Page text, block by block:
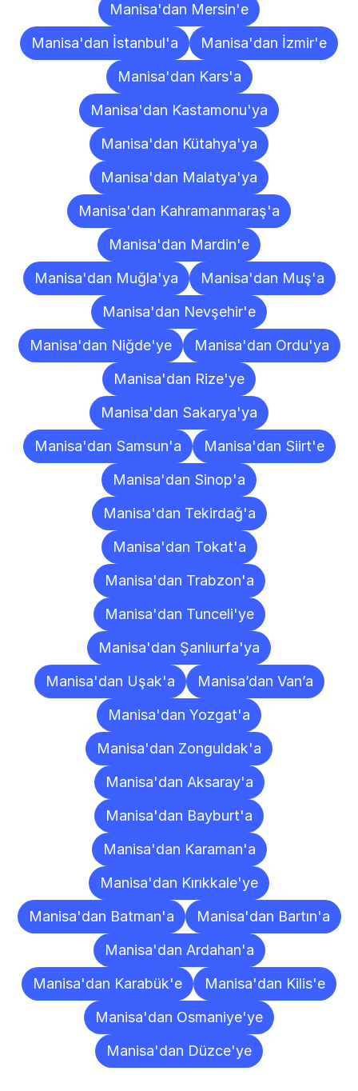
Manisa'dan Mersin'e
Manisa'dan İstanbul'a
Manisa'dan İzmir'e
Manisa'dan Kars'a
Manisa'dan Kastamonu'ya
Manisa'dan Kütahya'ya
Manisa'dan Malatya'ya
Manisa'dan Kahramanmaraş'a
Manisa'dan Mardin'e
Manisa'dan Muğla'ya
Manisa'dan Muş'a
Manisa'dan Nevşehir'e
Manisa'dan Niğde'ye
Manisa'dan Ordu'ya
Manisa'dan Rize'ye
Manisa'dan Sakarya'ya
Manisa'dan Samsun'a
Manisa'dan Siirt'e
Manisa'dan Sinop'a
Manisa'dan Tekirdağ'a
Manisa'dan Tokat'a
Manisa'dan Trabzon'a
Manisa'dan Tunceli'ye
Manisa'dan Şanlıurfa'ya
Manisa'dan Uşak'a
Manisa’dan Van’a
Manisa'dan Yozgat'a
Manisa'dan Zonguldak'a
Manisa'dan Aksaray'a
Manisa'dan Bayburt'a
Manisa'dan Karaman'a
Manisa'dan Kırıkkale'ye
Manisa'dan Batman'a
Manisa'dan Bartın'a
Manisa'dan Ardahan'a
Manisa'dan Karabük'e
Manisa'dan Kilis'e
Manisa'dan Osmaniye'ye
Manisa'dan Düzce'ye